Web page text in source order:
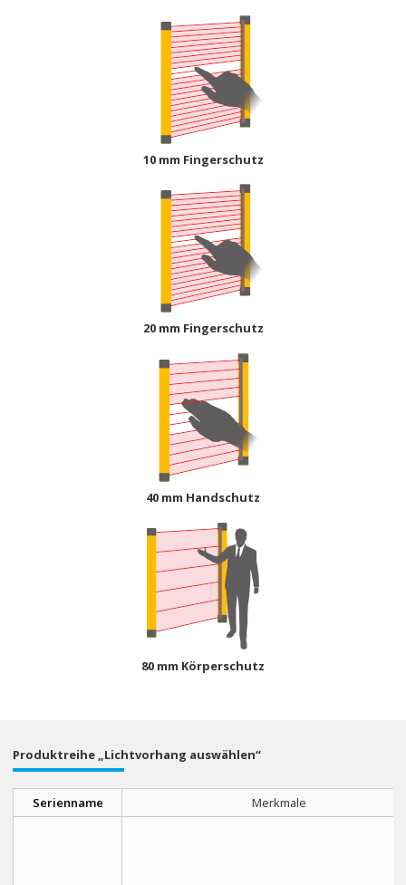
10 mm Fingerschutz
20 mm Fingerschutz
40 mm Handschutz
80 mm Körperschutz
Produktreihe „Lichtvorhang auswählen“
Serienname Merkmale